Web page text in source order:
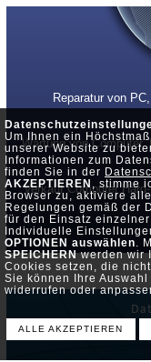
Um Ihnen ein
unserer Website zu
Informationen zum
finden Sie in der
AKZEPTIEREN , stimme
Browser zu, aktiviere
Regelungen gemäß der
für den Einsatz
Individuelle
OPTIONEN auswählen.
SPEICHERNwerden wir
Cookies setzen, die
Sie können Ihre
widerrufen oder
ALLE AKZEPTIEREN
Reparatur von
Wartung von Computer,
Verkauf Computer